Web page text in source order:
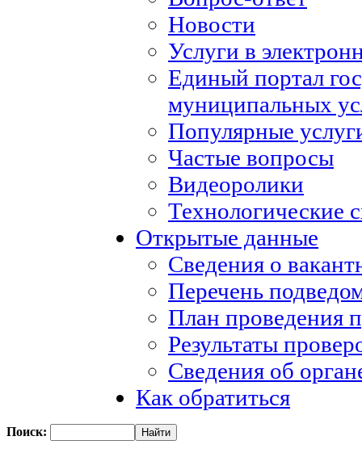
Новости
Услуги в
Единый портал
муниципальных
Популярные
Частые вопросы
Видеоролики
Технологические
Открытые данные
Сведения о
Перечень
План
Результаты
Сведения об
Как обратиться
Поиск: